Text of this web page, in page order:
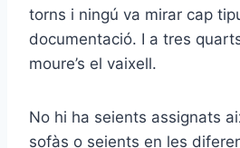
torns i ningú va mirar cap
documentació. I a tres
moure’s el vaixell.
No hi ha seients assignats
sofàs o seients en les